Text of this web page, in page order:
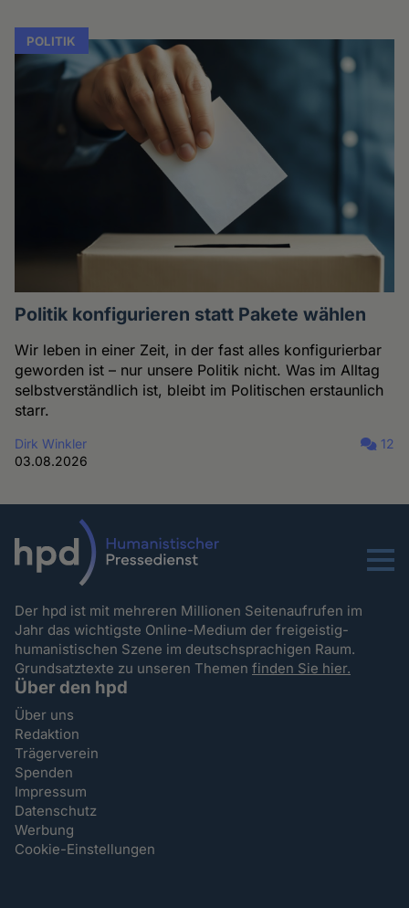
POLITIK
Politik konfigurieren statt Pakete wählen
Wir leben in einer Zeit, in der fast alles konfigurierbar
geworden ist – nur unsere Politik nicht. Was im Alltag
selbstverständlich ist, bleibt im Politischen erstaunlich
starr.
Dirk Winkler
03.08.2026
12
Menu
Der hpd ist mit mehreren Millionen Seitenaufrufen im
Jahr das wichtigste Online-Medium der freigeistig-
humanistischen Szene im deutschsprachigen Raum.
Grundsatztexte zu unseren Themenfinden Sie hier.
Über den hpd
Über uns
Redaktion
Trägerverein
Spenden
Impressum
Datenschutz
Werbung
Cookie-Einstellungen